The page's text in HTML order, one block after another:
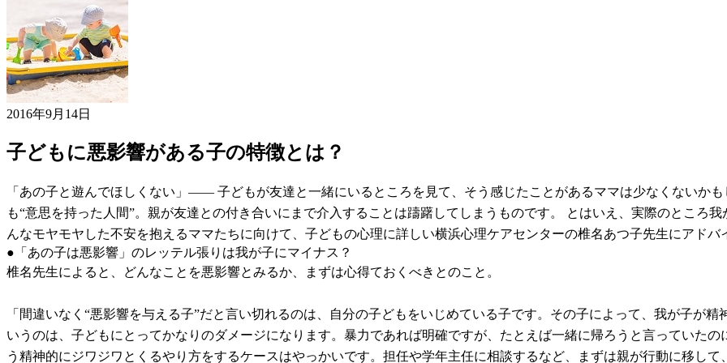
2016年9月14日
子どもに悪影響がある子の特徴とは？
「あの子と遊んでほしくない」―― 子どもが友達と一緒にいるところを見て、そう感じたことがあるママは少なくないか
も“意思を持った人間”。親が友達との付き合いにまで介入することは躊躇してしまうものです。 とはいえ、実際のとこ
んなモヤモヤした不安を抱えるママたちに向けて、子どもの心理に詳しい横浜心理ケアセンターの椎名あつ子先生にアドバ
●「あの子は悪影響」のレッテル張りは我が子にマイナス？
椎名先生によると、どんなことを悪影響とみるか、まずは心得ておくべきとのこと。
「間違いなく“悪影響を与える子”だと言い切れるのは、自分の子どもをいじめている子です。その子によって、我が子が
いうのは、子どもにとってかなりのダメージになります。暴力であれば明確ですが、たとえば一緒に帰ろうと言っていた
う精神的にジワジワとくるやり方をするケースはやっかいです。担任や学年主任に相談するなど、まずは親が行動に移し